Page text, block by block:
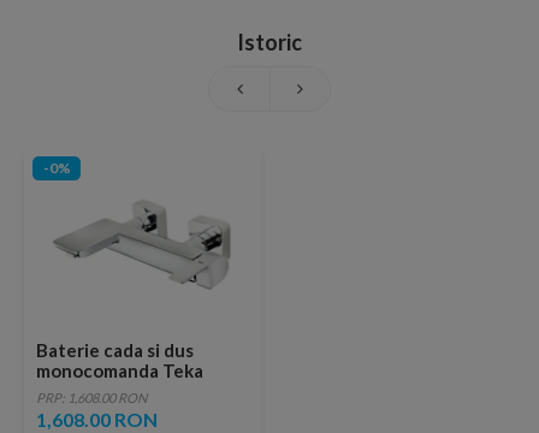
Istoric
-0%
Baterie cada si dus
monocomanda Teka
Formentera
PRP: 1,608.00 RON
1,608.00 RON